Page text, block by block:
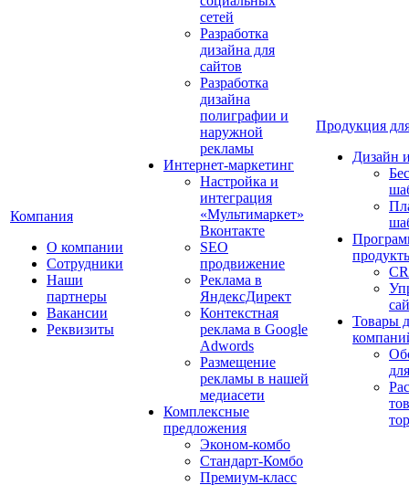
Компания
О компании
Сотрудники
Наши
партнеры
Вакансии
Реквизиты
сетей
Разработка
дизайна для
сайтов
Разработка
дизайна
полиграфии и
наружной
рекламы
Интернет-маркетинг
Настройка и
интеграция
«Мультимаркет»
Вконтакте
SEO
продвижение
Реклама в
ЯндексДирект
Контекстная
реклама в Google
Adwords
Размещение
рекламы в нашей
медиасети
Комплексные
предложения
Эконом-комбо
Стандарт-Комбо
Премиум-класс
Продукция
Дизайн
Товары